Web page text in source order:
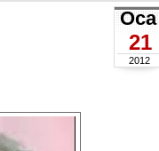
Oca
21
2012